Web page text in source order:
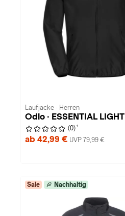
Laufjacke · Herren
Odlo · ESSENTIAL LIGHT
(0) 1
ab 42,99 € UVP 79,99 €
Sale Nachhaltig